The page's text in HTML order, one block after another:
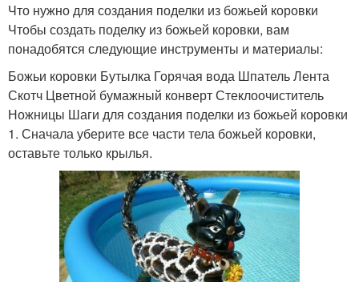
Что нужно для создания поделки из божьей коровки
Чтобы создать поделку из божьей коровки, вам
понадобятся следующие инструменты и материалы:
Божьи коровки Бутылка Горячая вода Шпатель Лента
Скотч Цветной бумажный конверт Стеклоочиститель
Ножницы Шаги для создания поделки из божьей коровки
1. Сначала уберите все части тела божьей коровки,
оставьте только крылья.